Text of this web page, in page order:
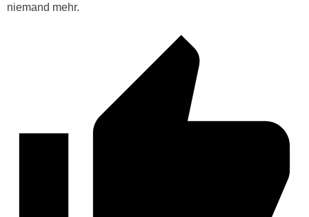
niemand mehr.